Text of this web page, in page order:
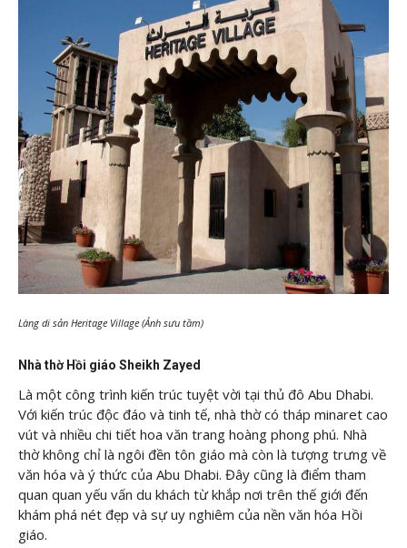
Làng di sản Heritage Village (Ảnh sưu tầm)
Nhà thờ Hồi giáo Sheikh Zayed
Là một công trình kiến trúc tuyệt vời tại thủ đô Abu Dhabi.
Với kiến trúc độc đáo và tinh tế, nhà thờ có tháp minaret cao
vút và nhiều chi tiết hoa văn trang hoàng phong phú. Nhà
thờ không chỉ là ngôi đền tôn giáo mà còn là tượng trưng về
văn hóa và ý thức của Abu Dhabi. Đây cũng là điểm tham
quan quan yếu vấn du khách từ khắp nơi trên thế giới đến
khám phá nét đẹp và sự uy nghiêm của nền văn hóa Hồi
giáo.